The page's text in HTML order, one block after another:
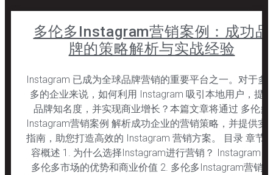
多伦多Instagram营销案例：成功品
牌的策略解析与实战经验
Instagram 已成为全球品牌营销的重要平台之一。对于多
多的企业来说，如何利用 Instagram 吸引本地用户，提高
品牌知名度，并实现商业增长？本篇文章将通过 多伦多
Instagram营销案例 解析成功企业的营销策略，并提供实
指南，助您打造高效的 Instagram 营销方案。 目录 章节
容概述 1. 为什么选择Instagram进行营销？ Instagram 在
多伦多市场的优势和商业价值 2. 多伦多Instagram营销的